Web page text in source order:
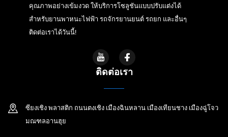
คุณภาพอย่างเข้มงวด ให้บริการโซลูชันแบบปรับแต่งได้
สำหรับยานพาหนะไฟฟ้า รถจักรยานยนต์ รถยก และอื่นๆ
ติดต่อเราได้วันนี้!
ติดต่อเรา
ซียงเชิง พลาสติก ถนนตงเชิง เมืองฉินหลาน เมืองเทียนชาง เมืองฉู่โจว
มณฑลอานฮุย